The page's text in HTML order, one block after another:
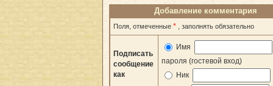
Добавление комментария
Поля, отмеченные * , заполнять обязательно
Подписать
сообщение
как
Имя
пароля (гостевой вход)
Ник